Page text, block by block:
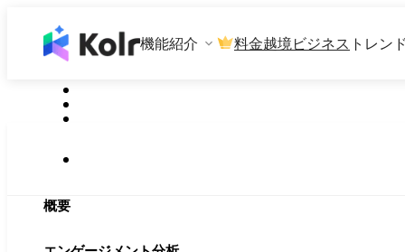
機能紹介 料金越境ビジネス トレン
概要